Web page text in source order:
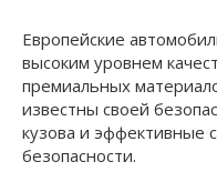
Европейские
высоким уровнем
премиальных
известны своей
кузова и эффективные
безопасности.